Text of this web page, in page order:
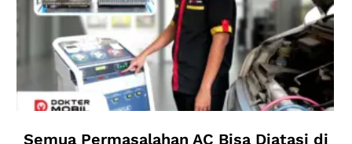
Semua Permasalahan AC Bisa Diatasi di